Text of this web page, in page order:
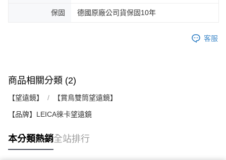
保固 德國原廠公司貨保固10年
客服
商品相關分類 (2)
【望遠鏡】 【賞鳥雙筒望遠鏡】
【品牌】LEICA徠卡望遠鏡
本分類熱銷全站排行